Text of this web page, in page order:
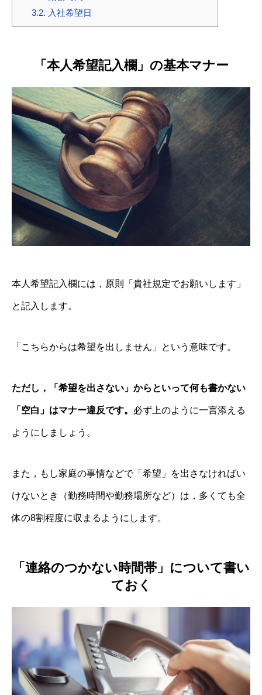
3.2. 入社希望日
「本人希望記入欄」の基本マナー
本人希望記入欄には，原則「貴社規定でお願いします」
と記入します。
「こちらからは希望を出しません」という意味です。
ただし，「希望を出さない」からといって何も書かない
「空白」はマナー違反です。 必ず上のように一言添える
ようにしましょう。
また，もし家庭の事情などで「希望」を出さなければい
けないとき（勤務時間や勤務場所など）は，多くても全
体の8割程度に収まるようにします。
「連絡のつかない時間帯」について書い
ておく